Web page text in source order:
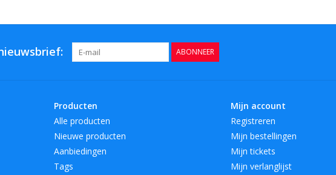
ABONNEER
Producten
Alle producten
Nieuwe producten
Aanbiedingen
Tags
Mijn account
Registreren
Mijn bestellingen
Mijn tickets
Mijn verlanglijst